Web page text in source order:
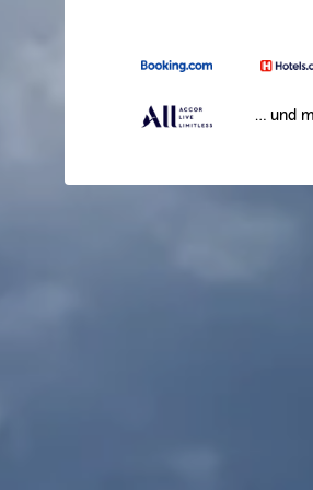
… und